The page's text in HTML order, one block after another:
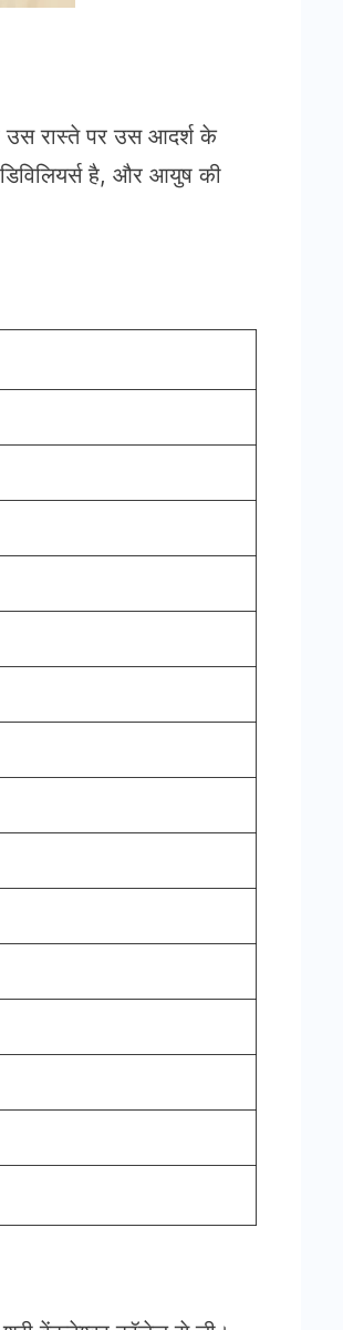
उस रास्ते पर उस आदर्श के
है, और आयुष की